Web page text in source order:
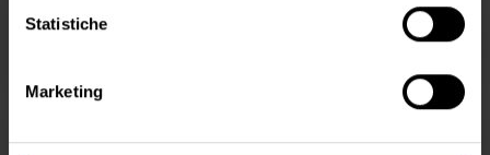
Statistiche
Marketing